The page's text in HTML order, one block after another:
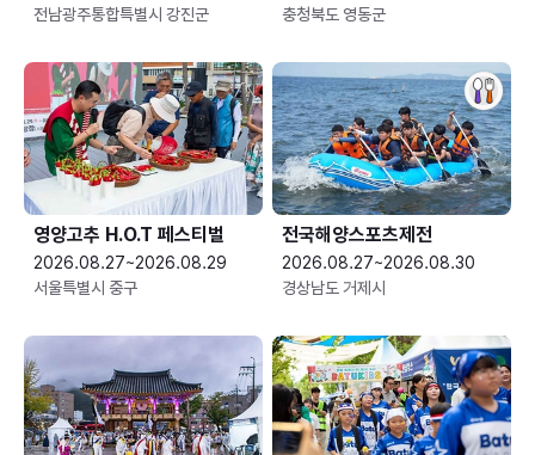
전남광주통합특별시 강진군 충청북도 영동군
영양고추 H.O.T 페스티벌
2026.08.27~2026.08.29
서울특별시 중구
전국해양스포츠제전
2026.08.27~2026.08.30
경상남도 거제시